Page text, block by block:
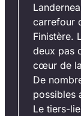
carrefour
Finistère.
deux pas
cœur de
De
possibles
Le tiers-